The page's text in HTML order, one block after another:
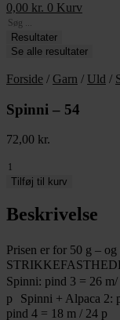
0,00 kr. 0 Kurv
Search
...Resultater
Se alle resultater
Forside / Garn / Uld /
Spinni – 54
72,00 kr.
Spinni
antal
Tilføj til kurv
Beskrivelse
Prisen er for 50 g –
Spinni: pind 3 = 26
p Spinni + Alpaca 2:
pind 4 = 18 m / 24 p